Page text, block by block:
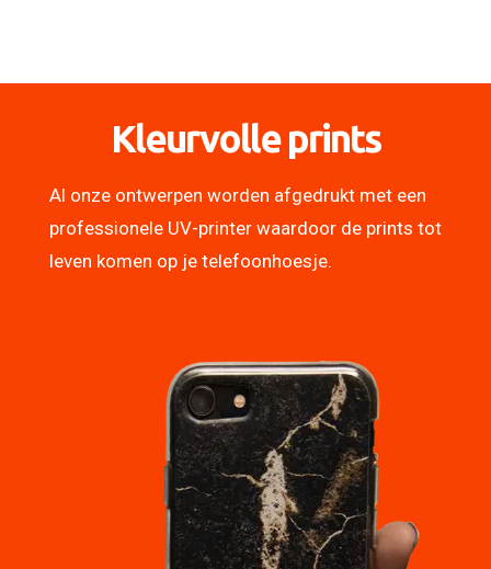
Kleurvolle prints
Al onze ontwerpen worden afgedrukt met een
professionele UV-printer waardoor de prints tot
leven komen op je telefoonhoesje.